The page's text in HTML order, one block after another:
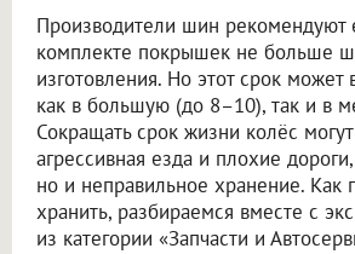
Производители шин рекомендуют
комплекте покрышек не больше
изготовления. Но этот срок может
как в большую (до 8–10), так и в
Сокращать срок жизни колёс
агрессивная езда и плохие дороги,
но и неправильное хранение. Как
хранить, разбираемся вместе с
из категории «Запчасти и